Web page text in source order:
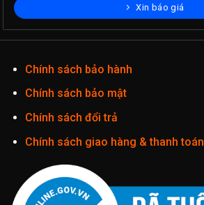
Xin báo giá
Chính sách bảo hành
Chính sách bảo mật
Chính sách đổi trả
Chính sách giao hàng & thanh toán